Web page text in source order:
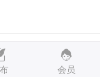
，180会气割
会员